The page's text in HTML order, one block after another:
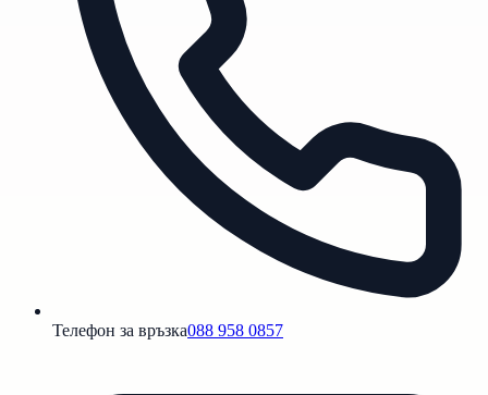
Телефон за връзка088 958 0857